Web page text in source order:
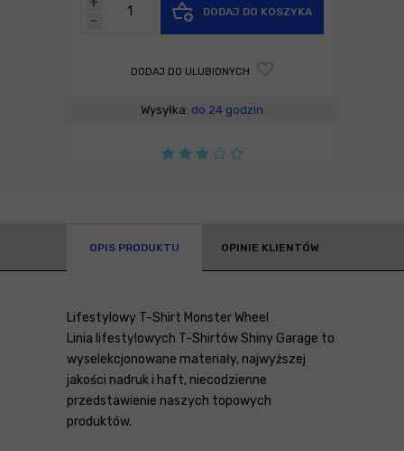
- DODAJ DO KOSZYKA
DODAJ DO ULUBIONYCH
Wysyłka: do 24 godzin
OPIS PRODUKTU OPINIE KLIENTÓW
Lifestylowy T-Shirt Monster Wheel
Linia lifestylowych T-Shirtów Shiny Garage to
wyselekcjonowane materiały, najwyższej
jakości nadruk i haft, niecodzienne
przedstawienie naszych topowych
produktów.